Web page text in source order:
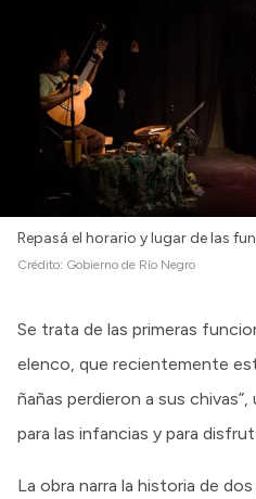
Repasá el horario y lugar de las
Crédito: Gobierno de Río Negro
Se trata de las primeras
elenco, que recientemente
ñañas perdieron a sus
para las infancias y para
La obra narra la historia de